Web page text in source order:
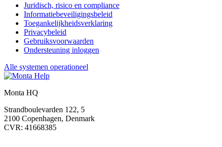
Juridisch, risico en compliance
Informatiebeveiligingsbeleid
Toegankelijkheidsverklaring
Privacybeleid
Gebruiksvoorwaarden
Ondersteuning inloggen
Alle systemen operationeel
Monta HQ
Strandboulevarden 122, 5
2100 Copenhagen, Denmark
CVR: 41668385